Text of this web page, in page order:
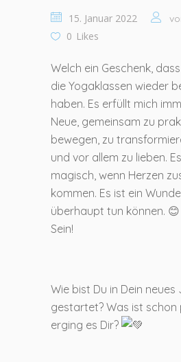
15. Januar 2022
0 Likes
Welch ein Geschenk,
die Yogaklassen wieder
haben. Es erfüllt mich
Neue, gemeinsam zu
bewegen, zu
und vor allem zu lieben.
magisch, wenn Herzen
kommen. Es ist ein
überhaupt tun können.
Sein!
Wie bist Du in Dein neues
gestartet? Was ist schon
erging es Dir?